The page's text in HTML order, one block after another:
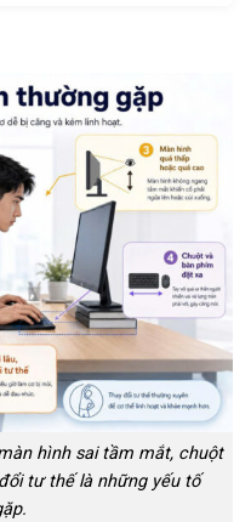
hình sai tầm mắt, chuột
tư thế là những yếu tố